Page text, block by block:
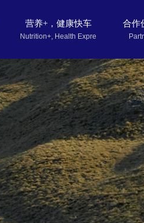
Nutrition+, Health Express
营养+，健康快车 合作